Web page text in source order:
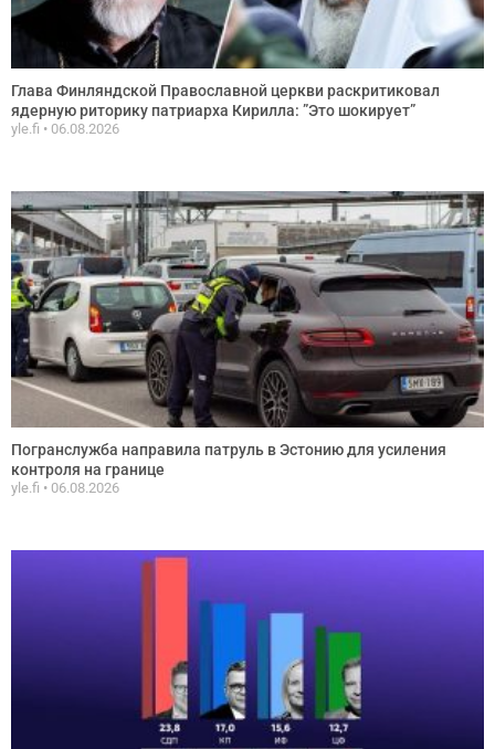
Глава Финляндской Православной церкви раскритиковал
ядерную риторику патриарха Кирилла: ”Это шокирует”
yle.fi 06.08.2026
Погранслужба направила патруль в Эстонию для усиления
контроля на границе
yle.fi 06.08.2026